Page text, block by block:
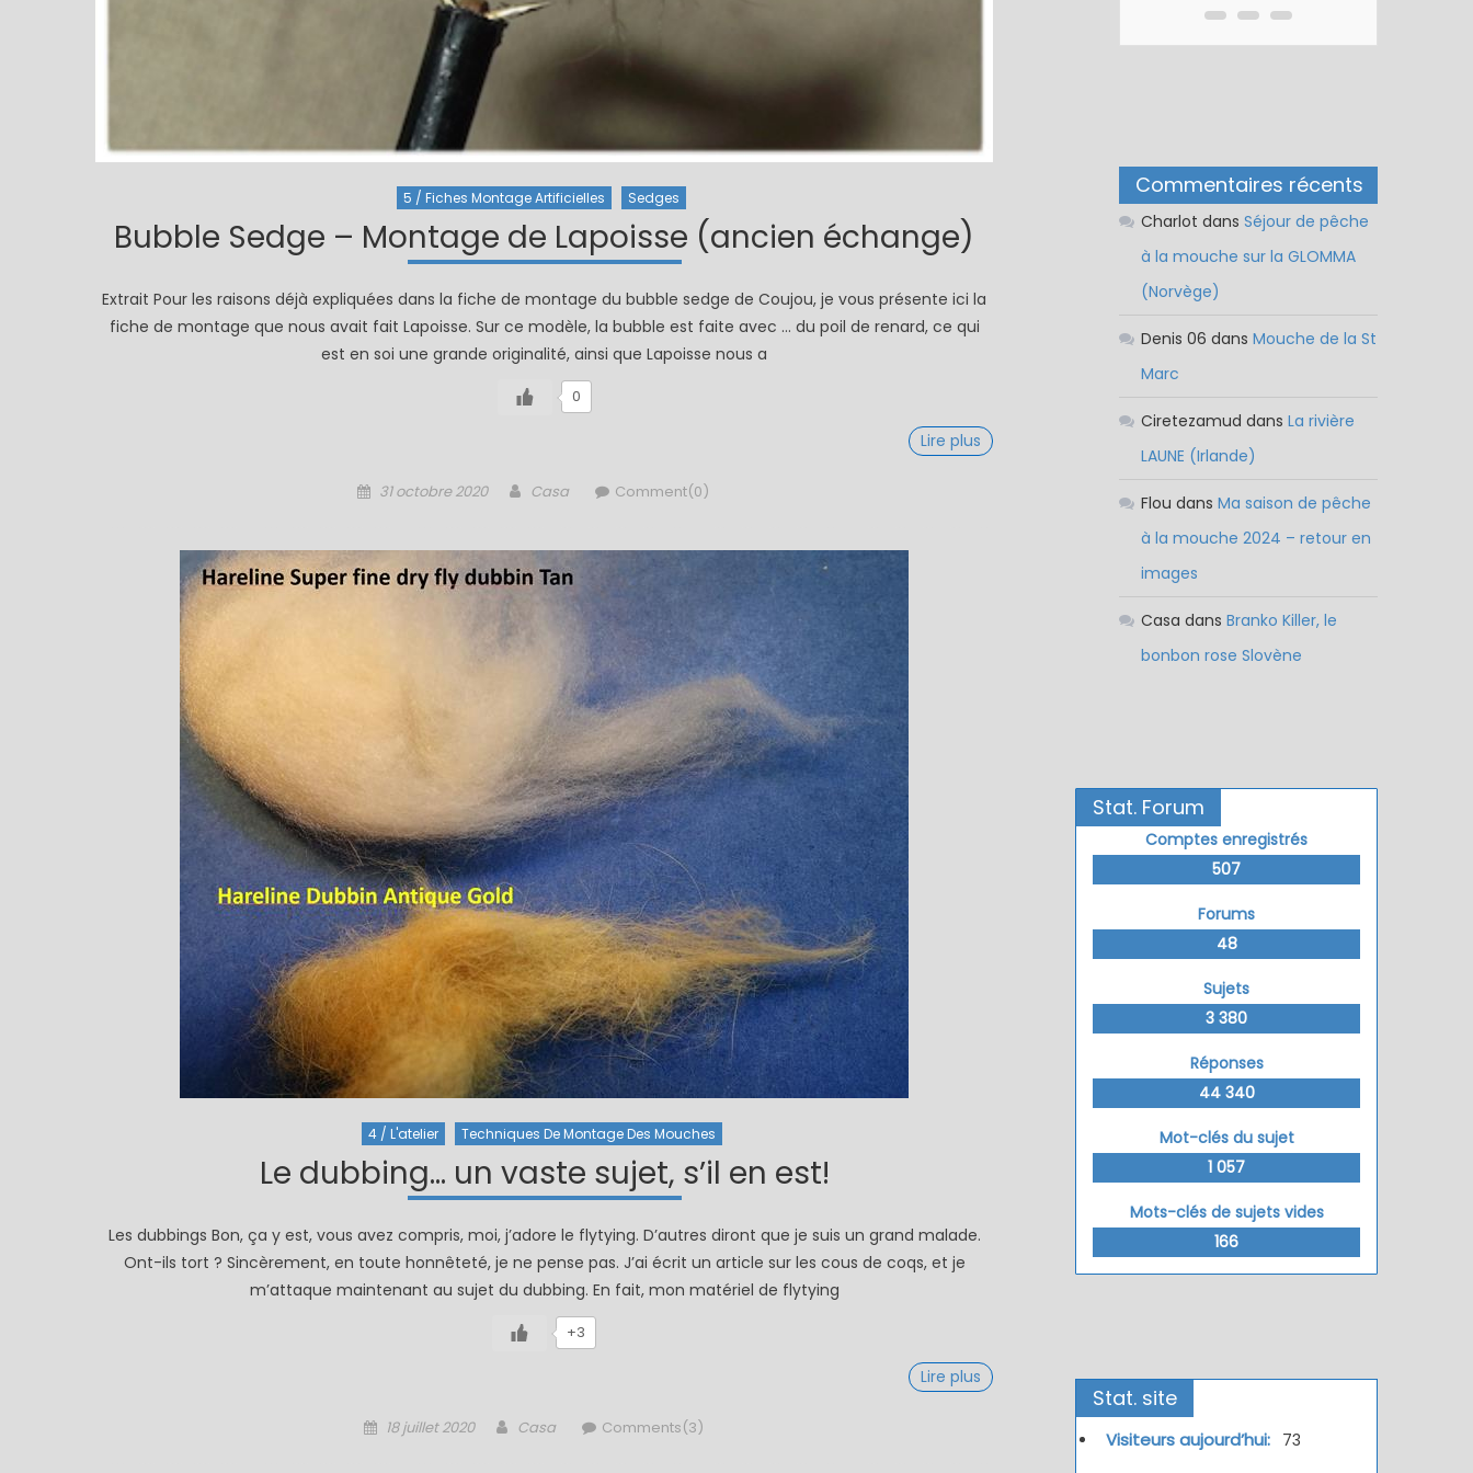
5 / Fiches Montage Artificielles Sedges
Bubble Sedge – Montage de Lapoisse (ancien échange)
Extrait Pour les raisons déjà expliquées dans la fiche de montage du bubble sedge de Coujou, je vous présente ici la
fiche de montage que nous avait fait Lapoisse. Sur ce modèle, la bubble est faite avec … du poil de renard, ce qui
est en soi une grande originalité, ainsi que Lapoisse nous a
0
Lire plus
Posted
31 octobre 2020 Author
Casa Comment(0)
4 / L'atelier Techniques De Montage Des Mouches
Le dubbing… un vaste sujet, s’il en est!
Les dubbings Bon, ça y est, vous avez compris, moi, j’adore le flytying. D’autres diront que je suis un grand malade.
Ont-ils tort ? Sincèrement, en toute honnêteté, je ne pense pas. J’ai écrit un article sur les cous de coqs, et je
m’attaque maintenant au sujet du dubbing. En fait, mon matériel de flytying
+3
Lire plus
Posted
18 juillet 2020 Author
Casa Comments(3)
Commentaires récents
Charlot dansSéjour de pêche
à la mouche sur la GLOMMA
(Norvège)
Denis 06 dansMouche de la St
Marc
Ciretezamud dansLa rivière
LAUNE (Irlande)
Flou dansMa saison de pêche
à la mouche 2024 – retour en
images
Casa dansBranko Killer, le
bonbon rose Slovène
Stat. Forum
Comptes enregistrés
507
Forums
48
Sujets
3 380
Réponses
44 340
Mot-clés du sujet
1 057
Mots-clés de sujets vides
166
Stat. site
Visiteurs aujourd’hui: 73